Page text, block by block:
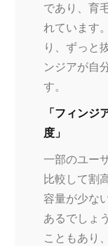
であり、育
れています
り、ずっと
ンジアが自
す。
「フィンジ
度」
一部のユー
比較して割
容量が少な
あるでしょ
こともあり